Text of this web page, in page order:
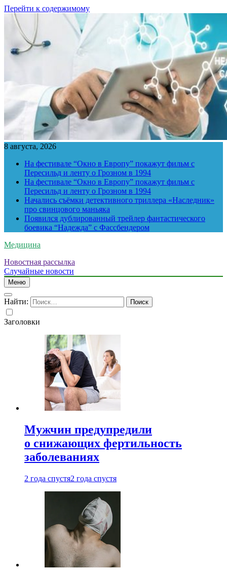
Перейти к содержимому
8 августа, 2026
На фестивале “Окно в Европу” покажут фильм с
Пересильд и ленту о Грозном в 1994
На фестивале “Окно в Европу” покажут фильм с
Пересильд и ленту о Грозном в 1994
Начались съёмки детективного триллера «Наследник»
про свинцового маньяка
Появился дублированный трейлер фантастического
боевика “Надежда” с Фассбендером
Медицина
Новостная рассылка
Случайные новости
Меню
Найти:
Заголовки
Мужчин предупредили
о снижающих фертильность
заболеваниях
2 года спустя2 года спустя